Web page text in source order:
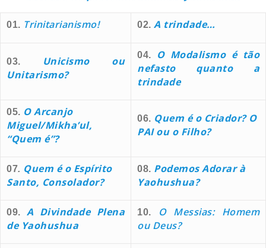
01. Trinitarianismo! 02. A trindade…
03.
Unicismo ou
Unitarismo?
04.
O Modalismo é tão
nefasto quanto a
trindade
05. O Arcanjo
Miguel/Mikha’ul,
“Quem é”?
06. Quem é o Criador? O
PAI ou o Filho?
07. Quem é o Espírito
Santo, Consolador?
08. Podemos Adorar à
Yaohushua?
09. A Divindade Plena
de Yaohushua
10.
O Messias: Homem
ou Deus?